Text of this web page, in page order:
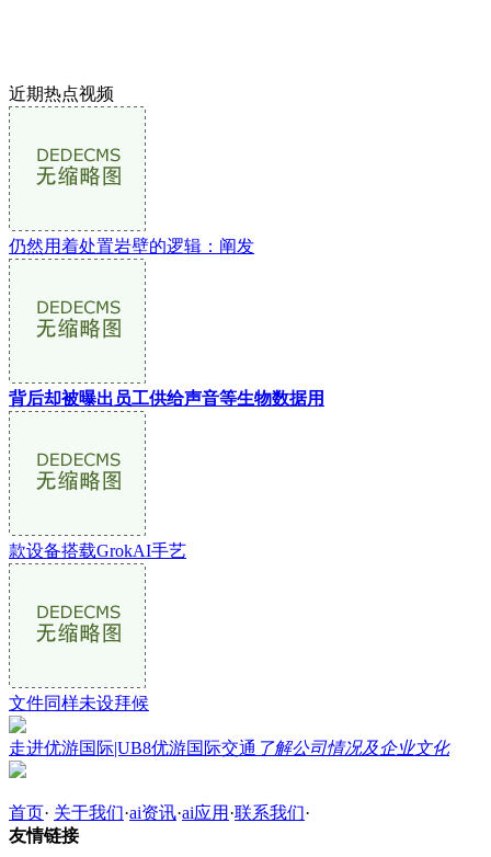
近期热点视频
仍然用着处置岩壁的逻辑：阐发
背后却被曝出员工供给声音等生物数据用
款设备搭载GrokAI手艺
文件同样未设拜候
走进优游国际|UB8优游国际交通 了解公司情况及企业文化
首页· 关于我们·ai资讯·ai应用 ·联系我们·
友情链接